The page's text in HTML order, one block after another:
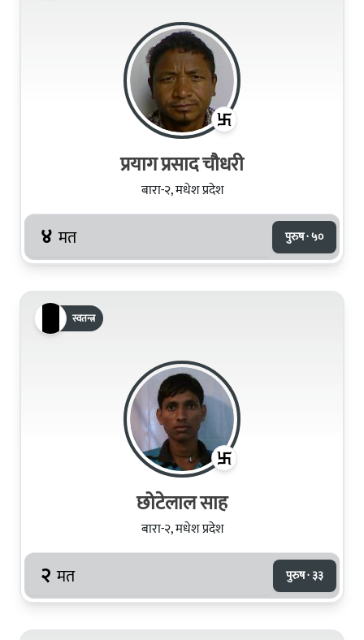
प्रयाग प्रसाद चौधरी
बारा-२, मधेश प्रदेश
४ मत पुरुष · ५०
स्वतन्त्र
छोटेलाल साह
बारा-२, मधेश प्रदेश
२ मत पुरुष · ३३